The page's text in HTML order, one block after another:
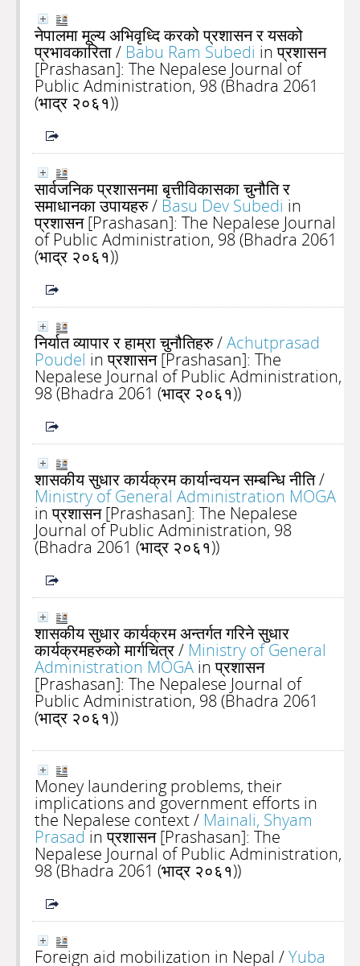
नेपालमा मूल्य अभिवृध्दि करको प्रशासन र यसको
प्रभावकारिता/ Babu Ram Subedi in प्रशासन
[Prashasan]: The Nepalese Journal of
Public Administration, 98 (Bhadra 2061
(भाद्र २०६१))
सार्वजनिक प्रशासनमा बृत्तीविकासका चुनौति र
समाधानका उपायहरु/ Basu Dev Subedi in
प्रशासन [Prashasan]: The Nepalese Journal
of Public Administration, 98 (Bhadra 2061
(भाद्र २०६१))
निर्यात व्यापार र हाम्रा चुनौतिहरु/Achutprasad
Poudel in प्रशासन [Prashasan]: The
Nepalese Journal of Public Administration,
98 (Bhadra 2061 (भाद्र २०६१))
शासकीय सुधार कार्यक्रम कार्यान्वयन सम्बन्धि नीति/
Ministry of General Administration MOGA
in प्रशासन [Prashasan]: The Nepalese
Journal of Public Administration, 98
(Bhadra 2061 (भाद्र २०६१))
शासकीय सुधार कार्यक्रम अन्तर्गत गरिने सुधार
कार्यक्रमहरुको मार्गचित्र/ Ministry of General
Administration MOGA in प्रशासन
[Prashasan]: The Nepalese Journal of
Public Administration, 98 (Bhadra 2061
(भाद्र २०६१))
Money laundering problems, their
implications and government efforts in
the Nepalese context/ Mainali, Shyam
Prasad in प्रशासन [Prashasan]: The
Nepalese Journal of Public Administration,
98 (Bhadra 2061 (भाद्र २०६१))
Foreign aid mobilization in Nepal /Yuba